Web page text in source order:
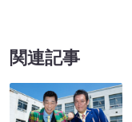
関連記事